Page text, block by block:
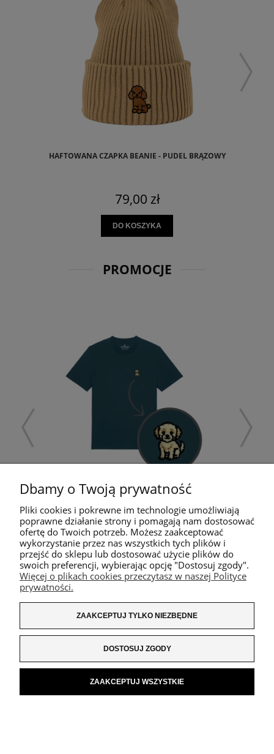
HAFTOWANA CZAPKA BEANIE - PUDEL BRĄZOWY
79,00 zł
DO KOSZYKA
PROMOCJE
HAFTOWANY T-SHIRT MALTIPOO
79,00 zł
Cena regularna:99,00 zł
DO KOSZYKA
NUDNE, ALE CZASAMI POTRZEBNE:
Dbamy o Twoją prywatność
Pliki cookies i pokrewne im technologie umożliwiają
poprawne działanie strony i pomagają nam dostosować
ofertę do Twoich potrzeb. Możesz zaakceptować
wykorzystanie przez nas wszystkich tych plików i
przejść do sklepu lub dostosować użycie plików do
swoich preferencji, wybierając opcję "Dostosuj zgody".
Więcej o plikach cookies przeczytasz w naszej Polityce
prywatności.
ZAAKCEPTUJ TYLKO NIEZBĘDNE
DOSTOSUJ ZGODY
ZAAKCEPTUJ WSZYSTKIE